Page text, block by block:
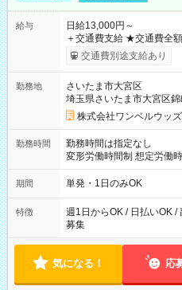
給与
日給13,000円～
＋交通費支給 ★交通費全額支給！ ┗案件により規定あり ★日払
いOK！（規定あり） ┗働
ンビニATMから 日払い分を引き落
交通費別途支給あり
勤務地
さいたま市大宮区
埼玉県さいたま市大宮区錦
株式会社ワンベルウッズ
勤務時間
勤務時間は指定なし
変形労働時間制 想定労働時間160時間/月
～21：00
期間 単発・1日のみOK
特徴
週1日からOK / 日払いOK /
募集
気になる！ 応